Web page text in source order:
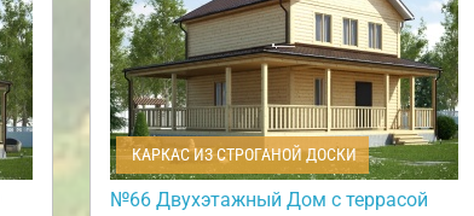
КАРКАС ИЗ СТРОГАНОЙ ДОСКИ
№66 Двухэтажный Дом с террасой